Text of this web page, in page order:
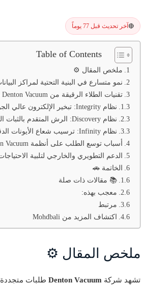
🔴 آخر تحديث قبل 77 يوماً
Table of Contents
ملخص المقال ⚙️
نمو متسارع في البنية التحتية لمراكز
تقنيات الطلاء الرقيقة من Denton Vacuum 🔧
نظام Integrity: تبخير الإلكترون عالي الجودة
نظام Discovery: الرش المتقدم بالثبات العالي
نظام Infinity: ترسيب شعاع الأيونات الدقيق
أسباب توسع الطلب على أنظمة Denton Vacuum 🔥
الدعم التطويري والخارجي لتلبية
الخاتمة 🚗
📚 مقالات ذات صلة
معجب بهذه:
مرتبط
اكتشاف المزيد من Mohdbali
ملخص المقال ⚙️
تشهد شركة Denton Vacuum طلبات متجددة